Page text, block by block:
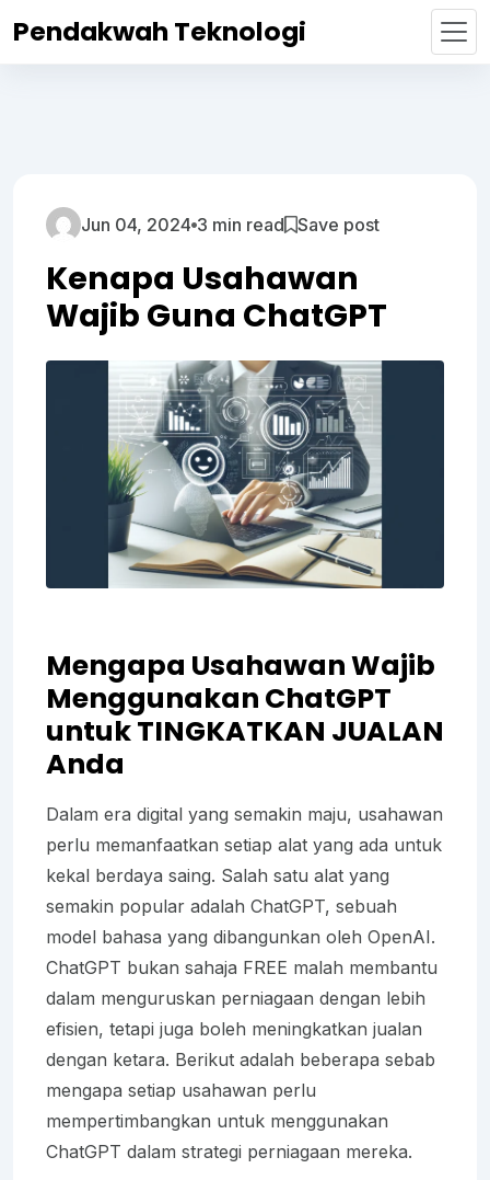
Pendakwah Teknologi
Jun 04, 2024 3 min read Save post
Kenapa Usahawan
Wajib Guna ChatGPT
Mengapa Usahawan Wajib
Menggunakan ChatGPT
untuk TINGKATKAN JUALAN
Anda
Dalam era digital yang semakin maju, usahawan
perlu memanfaatkan setiap alat yang ada untuk
kekal berdaya saing. Salah satu alat yang
semakin popular adalah ChatGPT, sebuah
model bahasa yang dibangunkan oleh OpenAI.
ChatGPT bukan sahaja FREE malah membantu
dalam menguruskan perniagaan dengan lebih
efisien, tetapi juga boleh meningkatkan jualan
dengan ketara. Berikut adalah beberapa sebab
mengapa setiap usahawan perlu
mempertimbangkan untuk menggunakan
ChatGPT dalam strategi perniagaan mereka.